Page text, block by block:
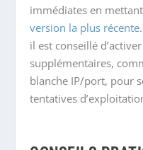
immédiates en
version la plus récente
il est conseillé
supplémentaires,
blanche IP/port, pour
tentatives